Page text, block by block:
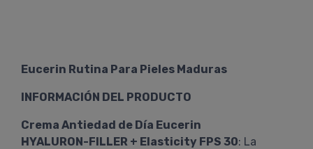
Eucerin Rutina Para Pieles Maduras
INFORMACIÓN DEL PRODUCTO
Crema Antiedad de Día Eucerin
HYALURON-FILLER + Elasticity FPS 30: La